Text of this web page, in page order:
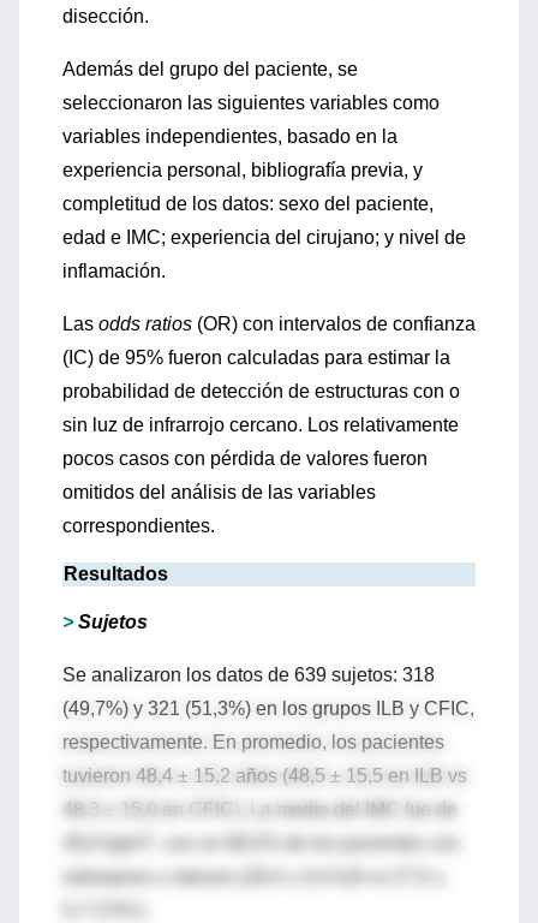
disección.
Además del grupo del paciente, se
seleccionaron las siguientes variables como
variables independientes, basado en la
experiencia personal, bibliografía previa, y
completitud de los datos: sexo del paciente,
edad e IMC; experiencia del cirujano; y nivel de
inflamación.
Las odds ratios (OR) con intervalos de confianza
(IC) de 95% fueron calculadas para estimar la
probabilidad de detección de estructuras con o
sin luz de infrarrojo cercano. Los relativamente
pocos casos con pérdida de valores fueron
omitidos del análisis de las variables
correspondientes.
Resultados
> Sujetos
Se analizaron los datos de 639 sujetos: 318
(49,7%) y 321 (51,3%) en los grupos ILB y CFIC,
respectivamente. En promedio, los pacientes
tuvieron 48,4 ± 15,2 años (48,5 ± 15,5 en ILB vs
48,3 ± 15,0 en CFIC). La media del IMC fue de
28,0 kg/m